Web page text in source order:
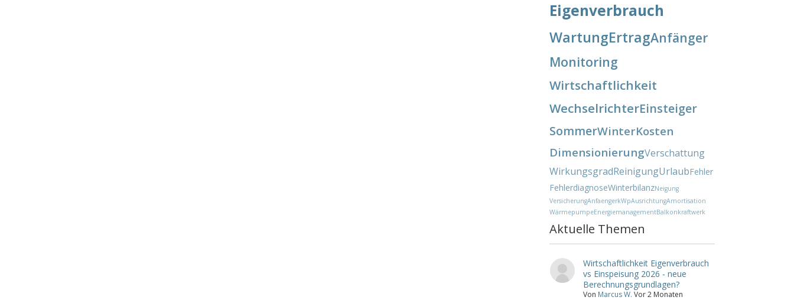
Eigenverbrauch
WartungErtragAnfänger
Monitoring
Wirtschaftlichkeit
WechselrichterEinsteiger
SommerWinterKosten
DimensionierungVerschattung
WirkungsgradReinigungUrlaubFehler
FehlerdiagnoseWinterbilanzNeigung
VersicherungAnfaengerkWpAusrichtungAmortisation
WärmepumpeEnergiemanagementBalkonkraftwerk
Aktuelle Themen
Wirtschaftlichkeit Eigenverbrauch
vs Einspeisung 2026 - neue
Berechnungsgrundlagen?
Von Marcus W. Vor 2 Monaten